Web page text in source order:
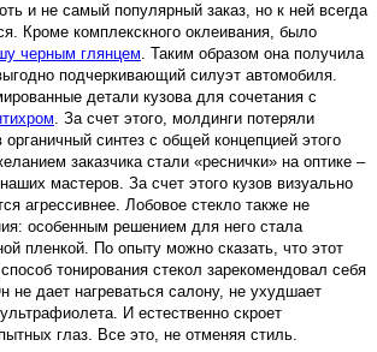
и не самый популярный заказ, но к ней всегда
Кроме комплекскного оклеивания, было
черным глянцем. Таким образом она получила
подчеркивающий силуэт автомобиля.
детали кузова для сочетания с
. За счет этого, молдинги потеряли
синтез с общей концепцией этого
заказчика стали «реснички» на оптике –
мастеров. За счет этого кузов визуально
агрессивнее. Лобовое стекло также не
особенным решением для него стала
пленкой. По опыту можно сказать, что этот
тонирования стекол зарекомендовал себя
не дает нагреваться салону, не ухудшает
И естественно скроет
глаз. Все это, не отменяя стиль.